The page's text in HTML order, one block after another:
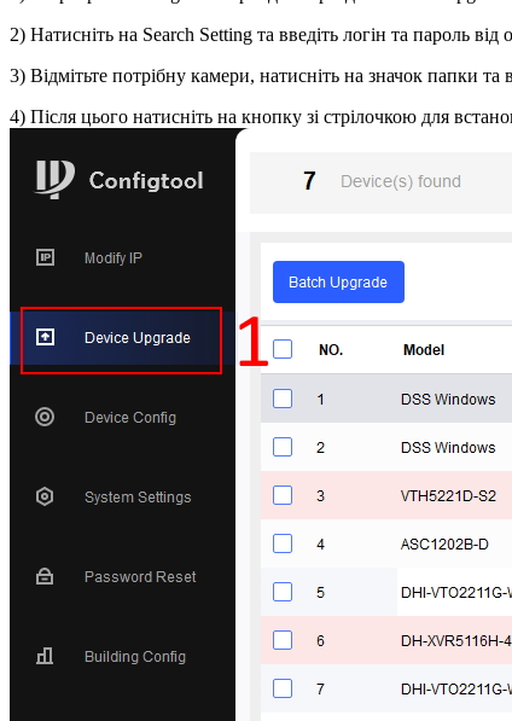
2) Натисніть на Search Setting та введіть логін та пароль
3) Відмітьте потрібну камери, натисніть на значок
4) Після цього натисніть на кнопку зі стрілочкою для